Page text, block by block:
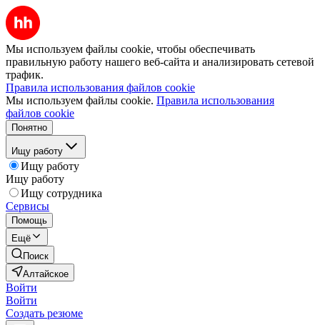
Мы используем файлы cookie, чтобы обеспечивать
правильную работу нашего веб-сайта и анализировать сетевой
трафик.
Правила использования файлов cookie
Мы используем файлы cookie. Правила использования
файлов cookie
Понятно
Ищу работу
Ищу работу
Ищу работу
Ищу сотрудника
Сервисы
Помощь
Ещё
Поиск
Алтайское
Войти
Войти
Создать резюме